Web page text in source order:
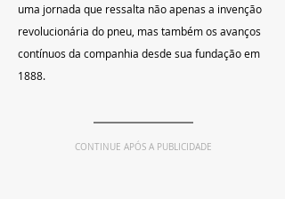
uma jornada que ressalta não apenas a invenção
revolucionária do pneu, mas também os avanços
contínuos da companhia desde sua fundação em
1888.
CONTINUE APÓS A PUBLICIDADE